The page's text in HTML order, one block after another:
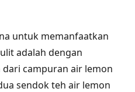
untuk memanfaatkan
adalah dengan
campuran air lemon
sendok teh air lemon